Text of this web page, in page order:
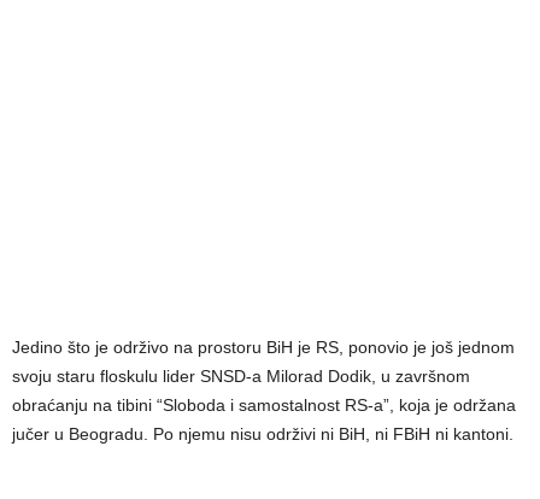
Jedino što je održivo na prostoru BiH je RS, ponovio je još jednom
svoju staru floskulu lider SNSD-a Milorad Dodik, u završnom
obraćanju na tibini “Sloboda i samostalnost RS-a”, koja je održana
jučer u Beogradu. Po njemu nisu održivi ni BiH, ni FBiH ni kantoni.